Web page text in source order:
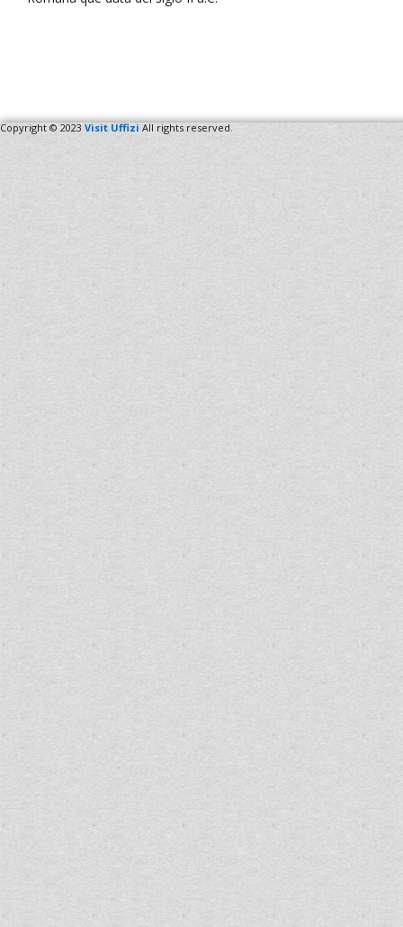
Copyright © 2023 Visit Uffizi All rights reserved.